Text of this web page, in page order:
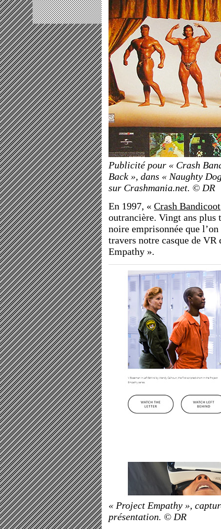
Publicité pour « Crash
Back », dans « Naughty
sur Crashmania.net. © DR
En 1997, « Crash Bandicoot
outrancière. Vingt ans plus
noire emprisonnée que
travers notre casque de VR
Empathy ».
« Project Empathy »,
présentation. © DR